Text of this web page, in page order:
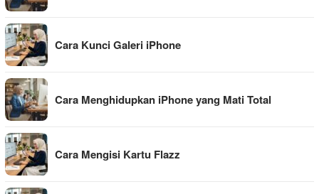
Cara Kunci Galeri iPhone
Cara Menghidupkan iPhone yang Mati Total
Cara Mengisi Kartu Flazz